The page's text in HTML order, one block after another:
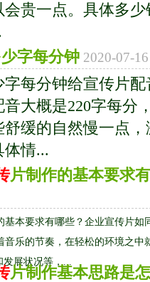
贵一点。具体多
字每分钟 2020-07-
每分钟给宣传片
大概是220字每分
缓的自然慢一点
情...
片制作的基本要求
基本要求有哪些？企业宣传片如
音乐的节奏，在轻松的环境之中
发展状况等，...
片制作基本思路是